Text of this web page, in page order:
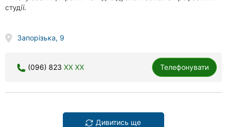
студії.
Запорізька, 9
(096) 823 XX XX Телефонувати
Дивитись ще